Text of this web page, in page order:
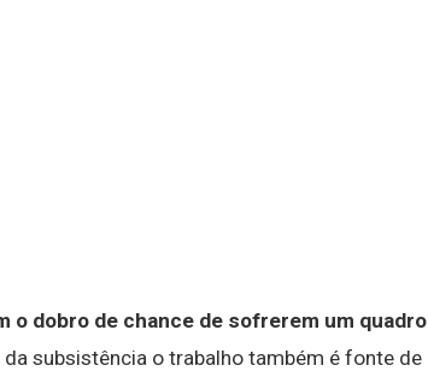
o dobro de chance de sofrerem um quadro
da subsistência o trabalho também é fonte de